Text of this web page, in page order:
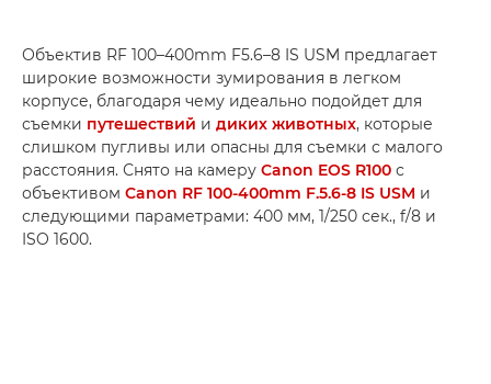
Объектив RF 100–400mm F5.6–8 IS USM предлагает
широкие возможности зумирования в легком
корпусе, благодаря чему идеально подойдет для
съемки путешествий и диких животных, которые
слишком пугливы или опасны для съемки с малого
расстояния. Снято на камеру Canon EOS R100 с
объективом Canon RF 100-400mm F.5.6-8 IS USM и
следующими параметрами: 400 мм, 1/250 сек., f/8 и
ISO 1600.